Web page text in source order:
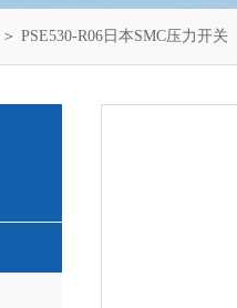
＞ PSE530-R06日本SMC压力开关